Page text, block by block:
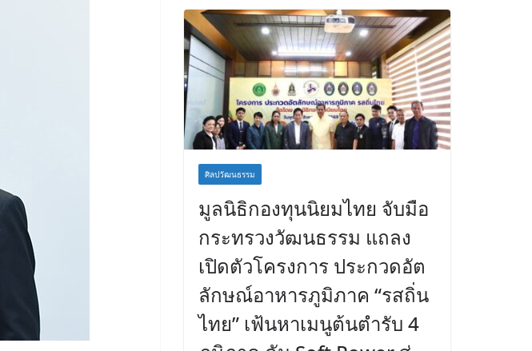
ศิลปวัฒนธรรม
มูลนิธิกองทุนนิยมไทย จับมือ
กระทรวงวัฒนธรรม แถลง
เปิดตัวโครงการ ประกวดอัต
ลักษณ์อาหารภูมิภาค “รสถิ่น
ไทย” เฟ้นหาเมนูต้นตำรับ 4